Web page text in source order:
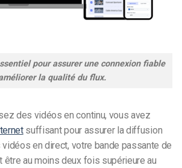
pour assurer une connexion fiable
la qualité du flux.
des vidéos en continu, vous avez
suffisant pour assurer la diffusion
vidéos en direct, votre bande passante de
être au moins deux fois supérieure au